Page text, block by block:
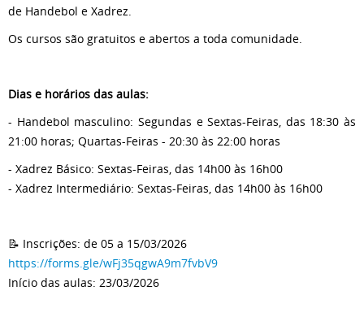
de Handebol e Xadrez.
Os cursos são gratuitos e abertos a toda comunidade.
Dias e horários das aulas:
- Handebol masculino: Segundas e Sextas-Feiras, das 18:30 às
21:00 horas; Quartas-Feiras - 20:30 às 22:00 horas
- Xadrez Básico: Sextas-Feiras, das 14h00 às 16h00
- Xadrez Intermediário: Sextas-Feiras, das 14h00 às 16h00
📝 Inscrições: de 05 a 15/03/2026
https://forms.gle/wFj35qgwA9m7fvbV9
Início das aulas: 23/03/2026